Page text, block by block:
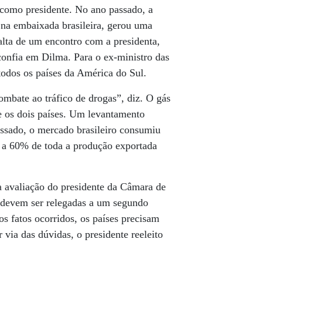
presidente. No ano passado, a
embaixada brasileira, gerou uma
de um encontro com a presidenta,
em Dilma. Para o ex-ministro das
os países da América do Sul.
ao tráfico de drogas”, diz. O gás
dois países. Um levantamento
o mercado brasileiro consumiu
60% de toda a produção exportada
do presidente da Câmara de
ser relegadas a um segundo
fatos ocorridos, os países precisam
das dúvidas, o presidente reeleito